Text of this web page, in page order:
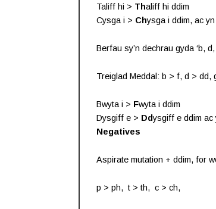
Taliff hi > Thaliff hi ddim
Cysga i > Chysga i ddim, ac
Berfau sy’n dechrau gyda ‘b,
Treiglad Meddal: b > f, d > dd,
Bwyta i > Fwyta i ddim
Dysgiff e > Ddysgiff e ddim ac
Negatives
Aspirate mutation + ddim, for
p > ph, t > th, c > ch,